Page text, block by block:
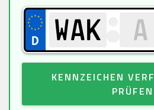
KENNZEICHEN
PRÜFEN